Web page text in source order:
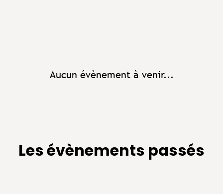
Aucun évènement à venir...
Les évènements passés